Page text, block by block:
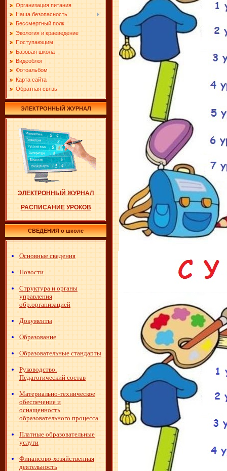
Организация питания
Наша безопасность
Бессмертный полк
Экология и краеведение
Поступающим
Базовая школа
Видеоблог
Фотоальбом
Карта сайта
Обратная связь
ЭЛЕКТРОННЫЙ ЖУРНАЛ
ЭЛЕКТРОННЫЙ ЖУРНАЛ
РАСПИСАНИЕ УРОКОВ
СВЕДЕНИЯ о школе
Основные сведения
Новости
Структура и органы
управления
обр.организацией
Документы
Образование
Образовательные стандарты
Руководство.
Педагогический состав
Материально-техническое
обеспечение и
оснащенность
образовательного процесса
Платные образовательные
услуги
Финансово-хозяйственная
деятельность